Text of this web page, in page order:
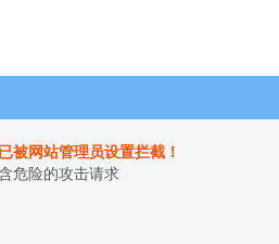
被网站管理员设置拦截！
危险的攻击请求